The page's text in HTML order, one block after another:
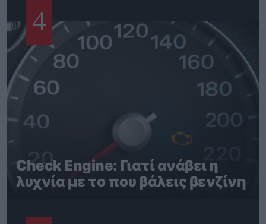
4
Check Engine: Γιατί ανάβει η
λυχνία με το που βάλεις βενζίνη